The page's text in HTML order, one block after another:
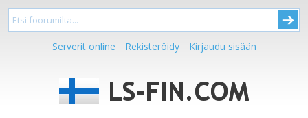
Serverit online Rekisteröidy Kirjaudu sisään